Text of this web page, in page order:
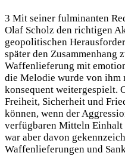
3 Mit seiner fulminanten
Olaf Scholz den richtigen
geopolitischen
später den Zusammenhang
Waffenlieferung mit
die Melodie wurde von
konsequent weitergespielt.
Freiheit, Sicherheit und
können, wenn der
verfügbaren Mitteln Einhalt
war aber davon
Waffenlieferungen und